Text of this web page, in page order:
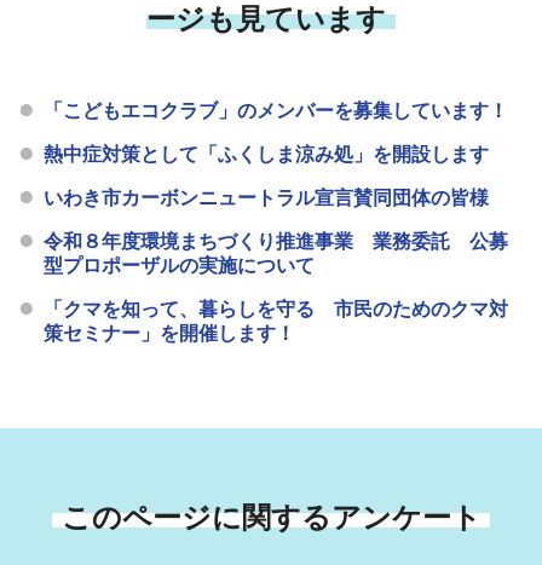
ージも見ています
「こどもエコクラブ」のメンバーを募集しています！
熱中症対策として「ふくしま涼み処」を開設します
いわき市カーボンニュートラル宣言賛同団体の皆様
令和８年度環境まちづくり推進事業 業務委託 公募
型プロポーザルの実施について
「クマを知って、暮らしを守る 市民のためのクマ対
策セミナー」を開催します！
このページに関するアンケート